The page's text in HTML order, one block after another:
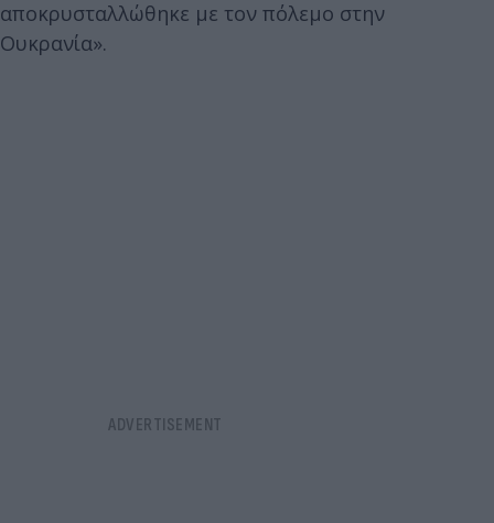
αποκρυσταλλώθηκε με τον πόλεμο στην
Ουκρανία».